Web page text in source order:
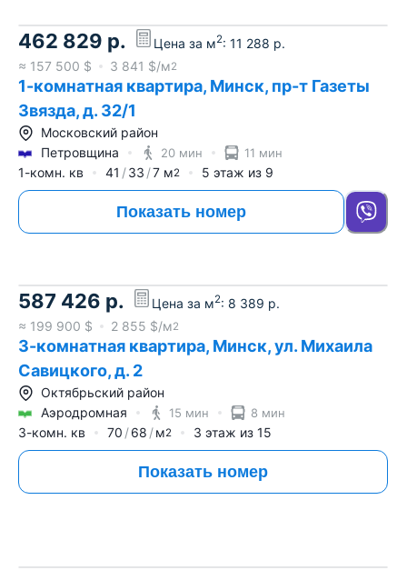
462 829 р. Цена за м2: 11 288 р.
≈ 157 500 $ 3 841 $/м2
1-комнатная квартира, Минск, пр-т Газеты
Звязда, д. 32/1
Московский район
Петровщина
20 мин 11 мин
1-комн. кв 41 33 7 м2 5 этаж из 9
Показать номер
587 426 р. Цена за м2: 8 389 р.
≈ 199 900 $ 2 855 $/м2
3-комнатная квартира, Минск, ул. Михаила
Савицкого, д. 2
Октябрьский район
Аэродромная
15 мин 8 мин
3-комн. кв 70 68 м2 3 этаж из 15
Показать номер